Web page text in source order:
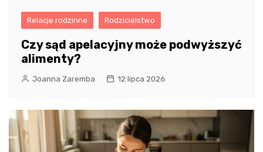
Relacje rodzinne Rodzicielstwo
Czy sąd apelacyjny może podwyższyć
alimenty?
Joanna Zaremba 12 lipca 2026